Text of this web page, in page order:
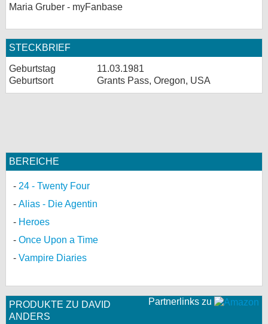
Maria Gruber - myFanbase
STECKBRIEF
Geburtstag
11.03.1981
Geburtsort
Grants Pass, Oregon, USA
BEREICHE
24 - Twenty Four
Alias - Die Agentin
Heroes
Once Upon a Time
Vampire Diaries
Partnerlinks zu
PRODUKTE ZU DAVID
ANDERS